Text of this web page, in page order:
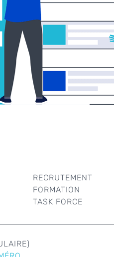
RECRUTEMENT
FORMATION
TASK FORCE